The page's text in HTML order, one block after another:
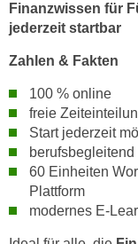
Finanzwissen für
jederzeit startbar
Zahlen & Fakten
100 % online
freie
Start jederzeit
60 Einheiten
Plattform
modernes E-
z
w
e
k
e
u
d
k
i
S
e
t
z
u